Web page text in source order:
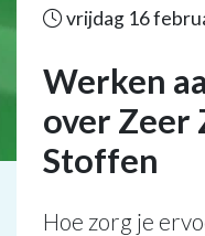
vrijdag 16
Werken
over Zeer
Stoffen
Hoe zorg je